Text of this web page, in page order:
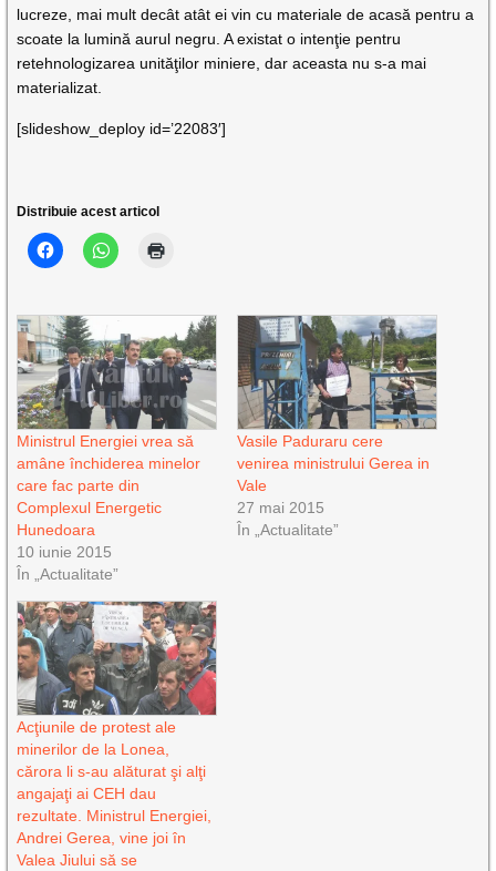
lucreze, mai mult decât atât ei vin cu materiale de acasă pentru a
scoate la lumină aurul negru. A existat o intenţie pentru
retehnologizarea unităţilor miniere, dar aceasta nu s-a mai
materializat.
[slideshow_deploy id=’22083′]
Distribuie acest articol
Ministrul Energiei vrea să
amâne închiderea minelor
care fac parte din
Complexul Energetic
Hunedoara
10 iunie 2015
În „Actualitate”
Vasile Paduraru cere
venirea ministrului Gerea in
Vale
27 mai 2015
În „Actualitate”
Acţiunile de protest ale
minerilor de la Lonea,
cărora li s-au alăturat şi alţi
angajaţi ai CEH dau
rezultate. Ministrul Energiei,
Andrei Gerea, vine joi în
Valea Jiului să se